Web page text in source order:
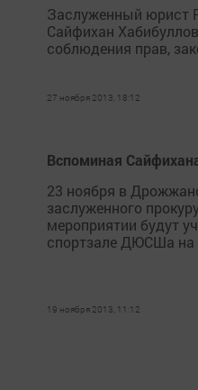
Заслуженный юрист
Сайфихан
соблюдения прав,
27 ноября 2013, 18:12
Вспоминая
23 ноября в
заслуженного
мероприятии будут
спортзале ДЮСШа на
19 ноября 2013, 11:12